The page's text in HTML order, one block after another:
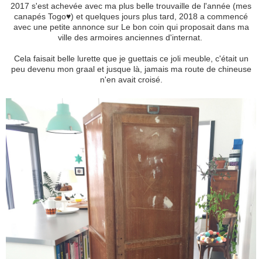
2017 s'est achevée avec ma plus belle trouvaille de l'année (mes
canapés Togo♥) et quelques jours plus tard, 2018 a commencé
avec une petite annonce sur Le bon coin qui proposait dans ma
ville des armoires anciennes d'internat.
Cela faisait belle lurette que je guettais ce joli meuble, c'était un
peu devenu mon graal et jusque là, jamais ma route de chineuse
n'en avait croisé.